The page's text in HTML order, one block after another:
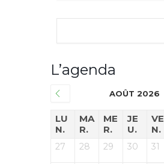
L’agenda
AOÛT 2026
LU
N.
MA
R.
ME
R.
JE
U.
VE
N.
27 28 29 30 31